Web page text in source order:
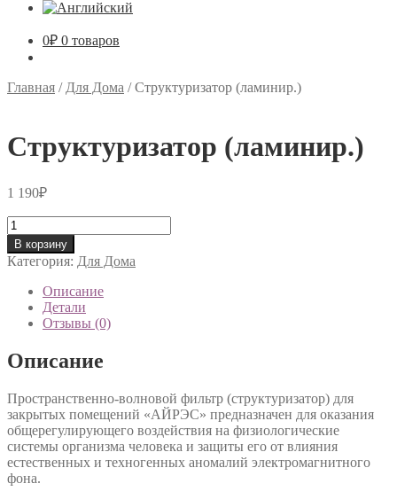
0₽ 0 товаров
Главная / Для Дома /Структуризатор (ламинир.)
Структуризатор (ламинир.)
1 190₽
Количество
товара
Структуризатор
(ламинир.)
В корзину
Категория: Для Дома
Описание
Детали
Отзывы (0)
Описание
Пространственно-волновой фильтр (структуризатор) для
закрытых помещений «АЙРЭС» предназначен для оказания
общерегулирующего воздействия на физиологические
системы организма человека и защиты его от влияния
естественных и техногенных аномалий электромагнитного
фона.